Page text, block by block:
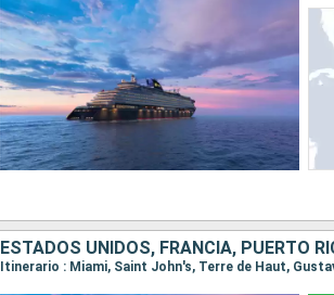
ESTADOS UNIDOS, FRANCIA, PUERTO